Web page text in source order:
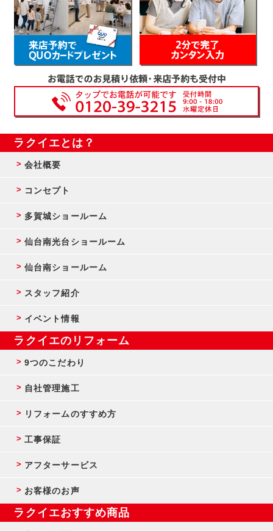
ラクイエとは？
会社概要
コンセプト
多賀城ショールーム
仙台南光台ショールーム
仙台南ショールーム
スタッフ紹介
イベント情報
ラクイエのリフォーム
9つのこだわり
自社管理施工
リフォームのすすめ方
工事保証
アフターサービス
お客様のお声
ラクイエおすすめ商品